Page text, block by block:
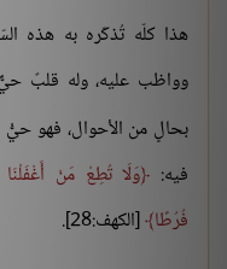
هذا كلّه تُذكّره به هذه
وواظب عليه، وله قلبٌ حيٌّ
بحالٍ من الأحوال، فهو حيُّ
فيه:
وَلَا تُطِعْ مَنْ
فُرُطًا [الكهف:28].